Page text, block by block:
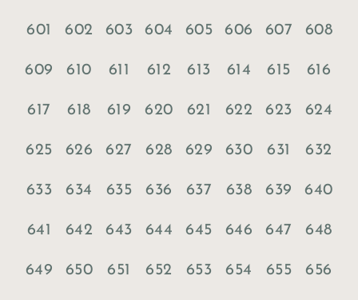
601 602 603 604 605 606 607 608
609 610 611 612 613 614 615 616
617 618 619 620 621 622 623 624
625 626 627 628 629 630 631 632
633 634 635 636 637 638 639 640
641 642 643 644 645 646 647 648
649 650 651 652 653 654 655 656